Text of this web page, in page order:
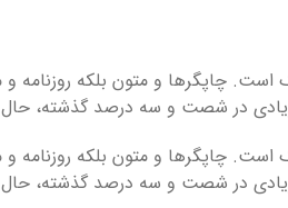
است. چاپگرها و متون بلکه
زیادی در شصت و سه درصد گذشته،
است. چاپگرها و متون بلکه
زیادی در شصت و سه درصد گذشته،